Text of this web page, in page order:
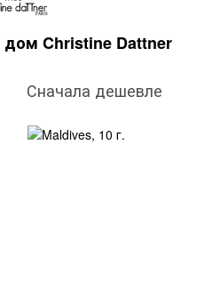
дом Christine Dattner
Сначала дешевле